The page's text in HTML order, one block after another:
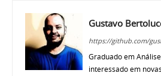
Gustavo
https://github.com/
Graduado em
interessado em